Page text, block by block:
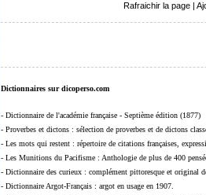
Rafraichir la page
Dictionnaires sur dicoperso.com
- Dictionnaire de l'académie française - Septième édition (1877)
- Proverbes et dictons : sélection de proverbes et de dictons
- Les mots qui restent : répertoire de citations françaises,
- Les Munitions du Pacifisme : Anthologie de plus de 400
- Dictionnaire des curieux : complément pittoresque et original
- Dictionnaire Argot-Français : argot en usage en 1907.